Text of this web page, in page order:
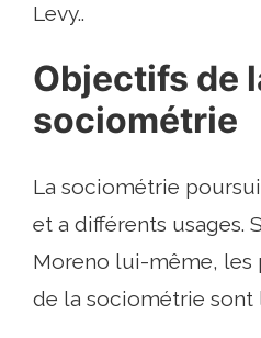
Levy..
Objectifs de
sociométrie
La sociométrie
et a différents usages.
Moreno lui-même,
de la sociométrie sont